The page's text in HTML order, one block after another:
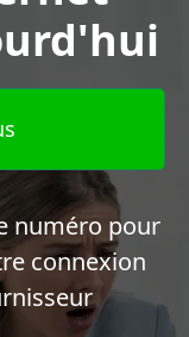
numéro pour
connexion